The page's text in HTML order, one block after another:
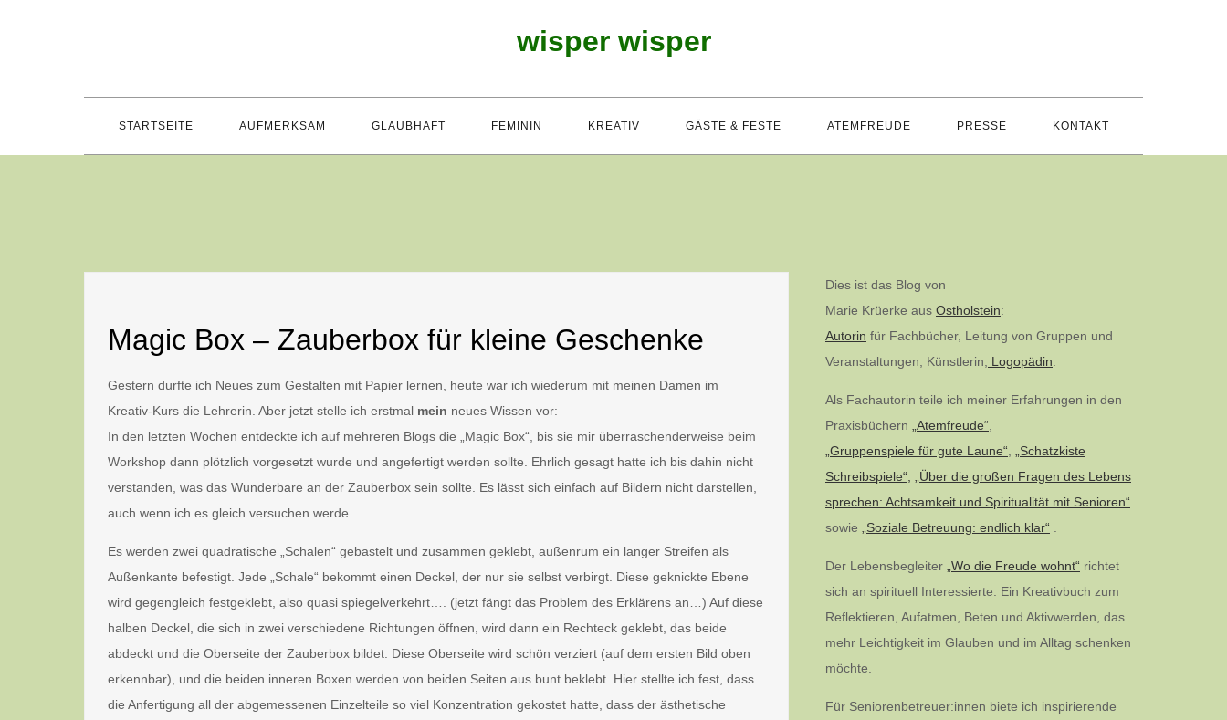
wisper wisper
STARTSEITE AUFMERKSAM GLAUBHAFT FEMININ KREATIV GÄSTE & FESTE ATEMFREUDE PRESSE KONTAKT
Magic Box – Zauberbox für kleine Geschenke
Gestern durfte ich Neues zum Gestalten mit Papier lernen, heute war ich wiederum mit meinen Damen im
Kreativ-Kurs die Lehrerin. Aber jetzt stelle ich erstmal mein neues Wissen vor:
In den letzten Wochen entdeckte ich auf mehreren Blogs die „Magic Box“, bis sie mir überraschenderweise beim
Workshop dann plötzlich vorgesetzt wurde und angefertigt werden sollte. Ehrlich gesagt hatte ich bis dahin nicht
verstanden, was das Wunderbare an der Zauberbox sein sollte. Es lässt sich einfach auf Bildern nicht darstellen,
auch wenn ich es gleich versuchen werde.
Es werden zwei quadratische „Schalen“ gebastelt und zusammen geklebt, außenrum ein langer Streifen als
Außenkante befestigt. Jede „Schale“ bekommt einen Deckel, der nur sie selbst verbirgt. Diese geknickte Ebene
wird gegengleich festgeklebt, also quasi spiegelverkehrt…. (jetzt fängt das Problem des Erklärens an…) Auf diese
halben Deckel, die sich in zwei verschiedene Richtungen öffnen, wird dann ein Rechteck geklebt, das beide
abdeckt und die Oberseite der Zauberbox bildet. Diese Oberseite wird schön verziert (auf dem ersten Bild oben
erkennbar), und die beiden inneren Boxen werden von beiden Seiten aus bunt beklebt. Hier stellte ich fest, dass
die Anfertigung all der abgemessenen Einzelteile so viel Konzentration gekostet hatte, dass der ästhetische
Dies ist das Blog von
Marie Krüerke aus Ostholstein:
Autorin für Fachbücher, Leitung von Gruppen und
Veranstaltungen, Künstlerin,
Logopädin
Als Fachautorin teile ich meiner Erfahrungen in den
Praxisbüchern
„Atemfreude“
„Gruppenspiele für gute Laune“
„Schatzkiste
Schreibspiele“,
„Über die großen Fragen des Lebens
sprechen: Achtsamkeit und Spiritualität mit Senioren“
sowie
„Soziale Betreuung: endlich klar“
Der Lebensbegleiter „Wo die Freude wohnt“ richtet
sich an spirituell Interessierte: Ein Kreativbuch zum
Reflektieren, Aufatmen, Beten und Aktivwerden, das
mehr Leichtigkeit im Glauben und im Alltag schenken
möchte.
Für Seniorenbetreuer:innen biete ich inspirierende